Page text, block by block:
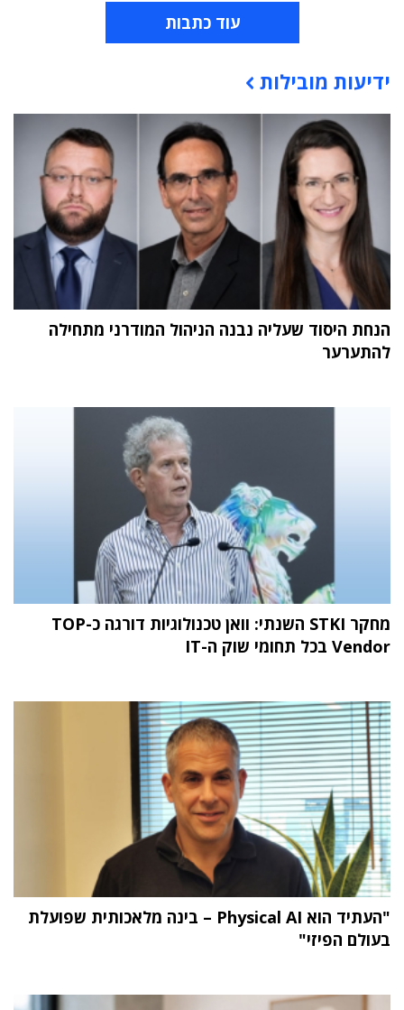
עוד כתבות
תוכן פרסומי
ידיעות מובילות
הנחת היסוד שעליה נבנה הניהול המודרני מתחילה
להתערער
מחקר STKI השנתי: וואן טכנולוגיות דורגה כ-TOP
Vendor בכל תחומי שוק ה-IT
"העתיד הוא Physical AI – בינה מלאכותית שפועלת
בעולם הפיזי"